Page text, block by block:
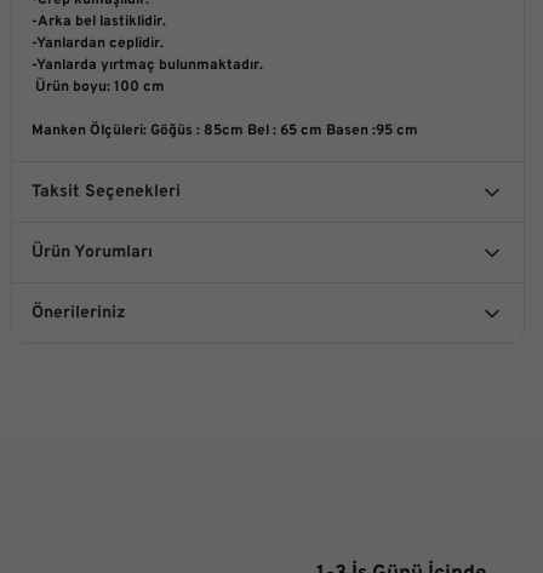
-Arka bel lastiklidir.
-Yanlardan ceplidir.
-Yanlarda yırtmaç bulunmaktadır.
Ürün boyu: 100 cm
Manken Ölçüleri: Göğüs : 85cm Bel : 65 cm Basen :95 cm
Taksit Seçenekleri
Ürün Yorumları
Önerileriniz